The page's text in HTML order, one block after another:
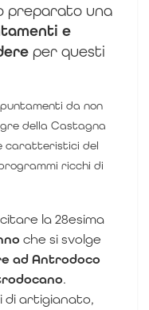
preparato una
e
per questi
da non
della Castagna
caratteristici del
ricchi di
la 28esima
che si svolge
ad Antrodoco
.
di artigianato,